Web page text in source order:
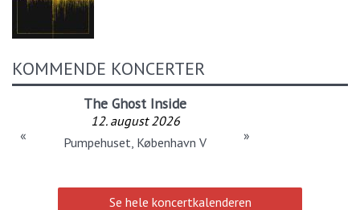
KOMMENDE KONCERTER
The Ghost Inside
12. august 2026
Pumpehuset, København V
« »
Se hele koncertkalenderen